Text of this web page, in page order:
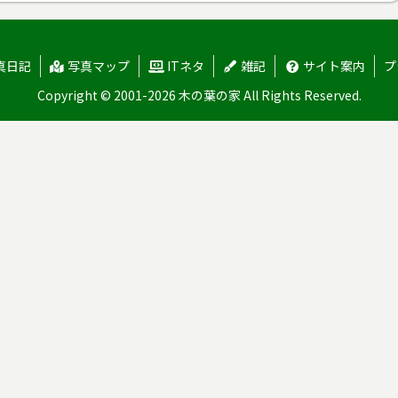
日記 写真マップ ITネタ 雑記 サイト案内
Copyright © 2001-2026 木の葉の家 All Rights Reserved.